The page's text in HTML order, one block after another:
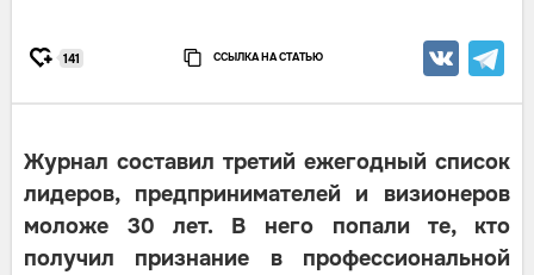
141 ССЫЛКА НА СТАТЬЮ
Журнал составил третий ежегодный список
лидеров, предпринимателей и визионеров
моложе 30 лет. В него попали те, кто
получил признание в профессиональной